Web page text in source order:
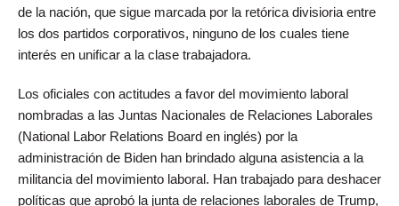
de la nación, que sigue marcada por la retórica divisioria entre
los dos partidos corporativos, ninguno de los cuales tiene
interés en unificar a la clase trabajadora.
Los oficiales con actitudes a favor del movimiento laboral
nombradas a las Juntas Nacionales de Relaciones Laborales
(National Labor Relations Board en inglés) por la
administración de Biden han brindado alguna asistencia a la
militancia del movimiento laboral. Han trabajado para deshacer
políticas que aprobó la junta de relaciones laborales de Trump,